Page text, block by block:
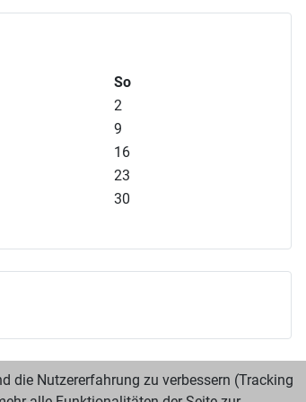
So
2
9
16
23
30
die Nutzererfahrung zu verbessern (Tracking